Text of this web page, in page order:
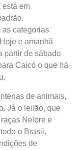
está em
as categorias
e amanhã
partir de sábado
Caicó o que há
de animais,
Já o leilão, que
Nelore e
o Brasil,
de